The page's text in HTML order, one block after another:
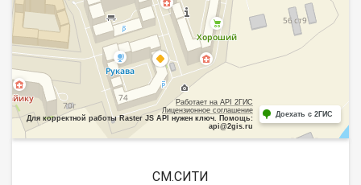
Работает на API 2ГИС
Лицензионное соглашение
Для корректной работы Raster JS API нужен ключ. Помощь:
api@2gis.ru
Доехать с 2ГИС
СМ.СИТИ